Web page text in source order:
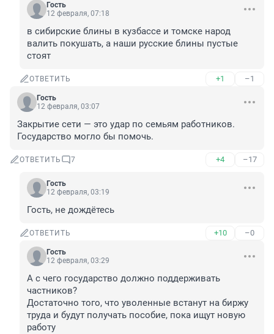
Гость
12 февраля, 07:18
в сибирские блины в кузбассе и томске народ
валить покушать, а наши русские блины пустые
стоят
ОТВЕТИТЬ +1 –1
Гость
12 февраля, 03:07
Закрытие сети — это удар по семьям работников.
Государство могло бы помочь.
ОТВЕТИТЬ 7 +4 –17
Гость
12 февраля, 03:19
Гость, не дождётесь
ОТВЕТИТЬ +10 –0
Гость
12 февраля, 03:29
А с чего государство должно поддерживать
частников?
Достаточно того, что уволенные встанут на биржу
труда и будут получать пособие, пока ищут новую
работу